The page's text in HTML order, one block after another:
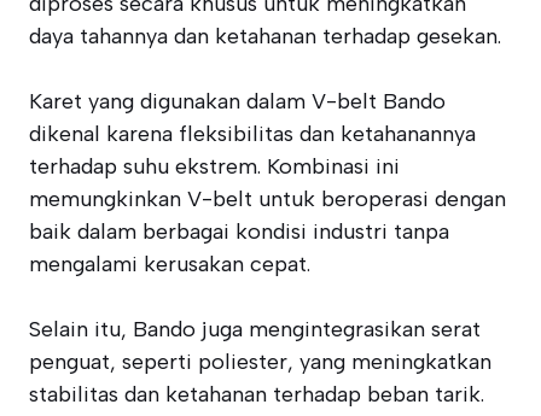
daya tahannya dan ketahanan terhadap gesekan.
Karet yang digunakan dalam V-belt Bando
dikenal karena fleksibilitas dan ketahanannya
terhadap suhu ekstrem. Kombinasi ini
memungkinkan V-belt untuk beroperasi dengan
baik dalam berbagai kondisi industri tanpa
mengalami kerusakan cepat.
Selain itu, Bando juga mengintegrasikan serat
penguat, seperti poliester, yang meningkatkan
stabilitas dan ketahanan terhadap beban tarik.